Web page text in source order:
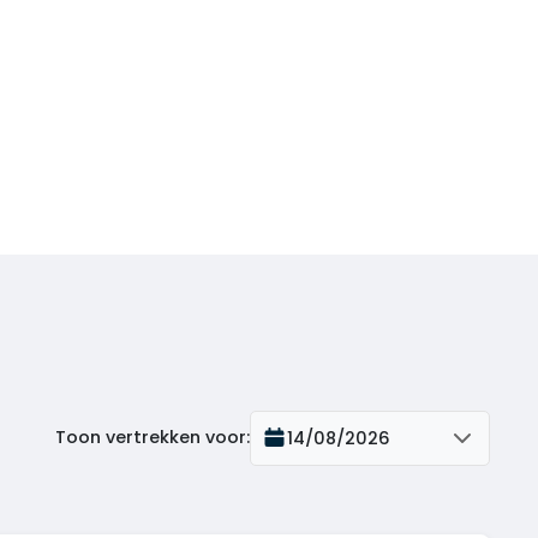
Toon vertrekken voor: 14/08/2026